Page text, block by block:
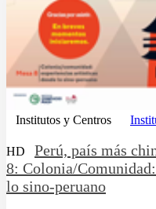
Institutos y Centros
HD
Perú, país más
8: Colonia/
lo sino-peruano